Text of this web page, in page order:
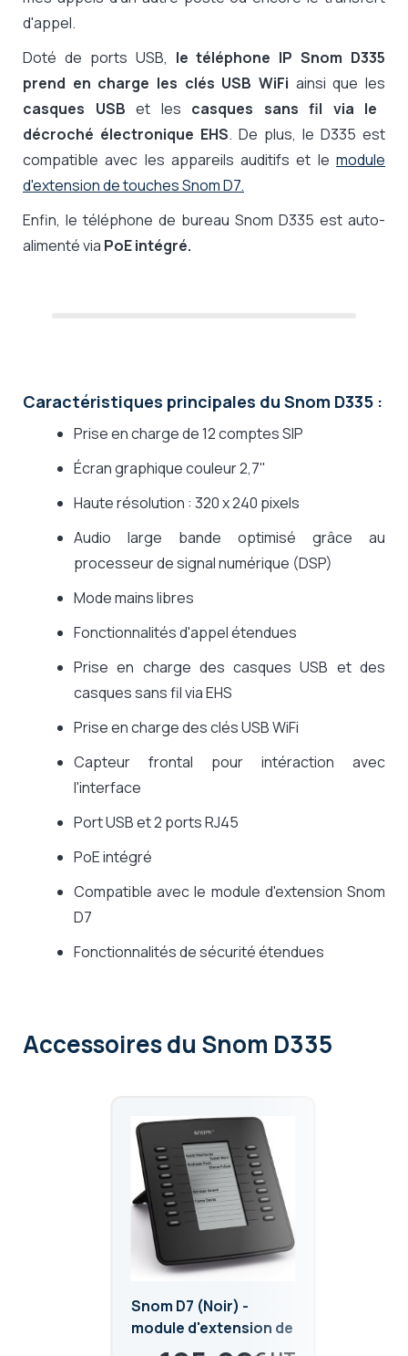
d'appel.
Doté de ports USB, le téléphone IP Snom D335
prend en charge les clés USB WiFi ainsi que les
casques USB et les casques sans fil via le
décroché électronique EHS. De plus, le D335 est
compatible avec les appareils auditifs et le module
d'extension de touches Snom D7.
Enfin, le téléphone de bureau Snom D335 est auto-
alimenté via PoE intégré.
Caractéristiques principales du Snom D335 :
Prise en charge de 12 comptes SIP
Écran graphique couleur 2,7"
Haute résolution : 320 x 240 pixels
Audio large bande optimisé grâce au
processeur de signal numérique (DSP)
Mode mains libres
Fonctionnalités d'appel étendues
Prise en charge des casques USB et des
casques sans fil via EHS
Prise en charge des clés USB WiFi
Capteur frontal pour intéraction avec
l'interface
Port USB et 2 ports RJ45
PoE intégré
Compatible avec le module d'extension Snom
D7
Fonctionnalités de sécurité étendues
Accessoiresdu Snom D335
Snom D7 (Noir) -
module d'extension de
touches